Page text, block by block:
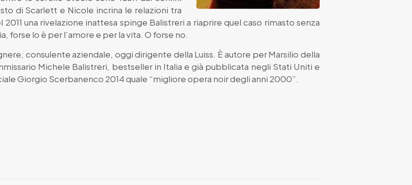
di Scarlett e Nicole incrina le relazioni tra
una rivelazione inattesa spinge Balistreri a riaprire quel caso rimasto senza
forse lo è per l’amore e per la vita. O forse no.
consulente aziendale, oggi dirigente della Luiss. È autore per Marsilio della
Michele Balistreri, bestseller in Italia e già pubblicata negli Stati Uniti e
Giorgio Scerbanenco 2014 quale “migliore opera noir degli anni 2000”.